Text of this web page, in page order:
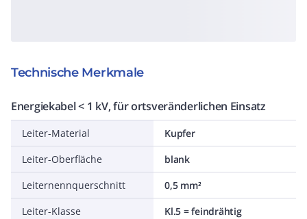
Technische Merkmale
Energiekabel < 1 kV, für ortsveränderlichen Einsatz
Leiter-Material
Kupfer
Leiter-Oberfläche
blank
Leiternennquerschnitt
0,5 mm²
Leiter-Klasse
Kl.5 = feindrähtig